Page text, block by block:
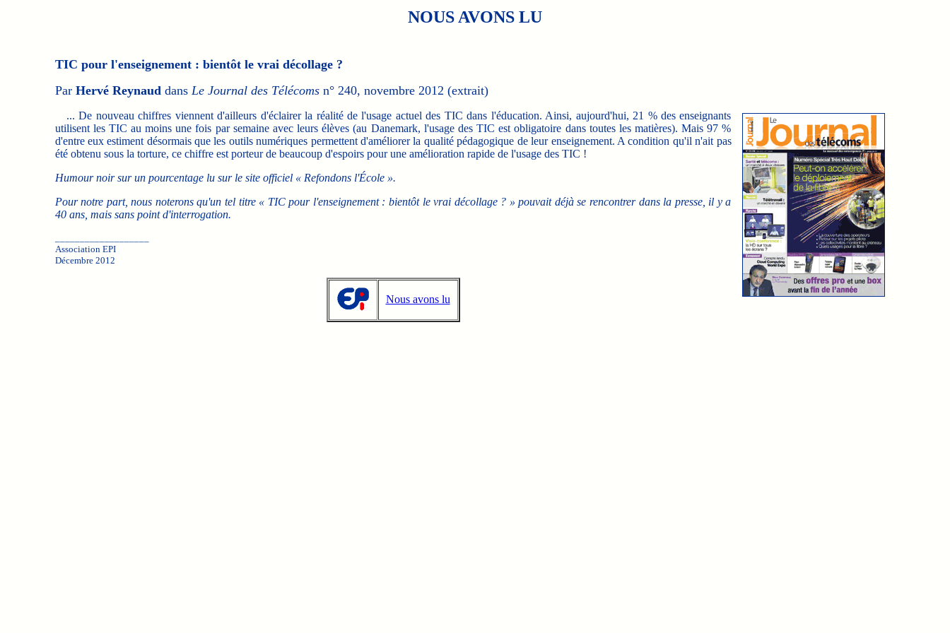
NOUS AVONS LU
TIC pour l'enseignement : bientôt le vrai décollage ?
Par Hervé Reynauddans Le Journal des Télécomsn° 240, novembre 2012 (extrait)
... De nouveau chiffres viennent d'ailleurs d'éclairer la réalité de l'usage actuel des TIC dans l'éducation. Ainsi, aujourd'hui, 21 % des enseignants
utilisent les TIC au moins une fois par semaine avec leurs élèves (au Danemark, l'usage des TIC est obligatoire dans toutes les matières). Mais 97 %
d'entre eux estiment désormais que les outils numériques permettent d'améliorer la qualité pédagogique de leur enseignement. A condition qu'il n'ait pas
été obtenu sous la torture, ce chiffre est porteur de beaucoup d'espoirs pour une amélioration rapide de l'usage des TIC !
Humour noir sur un pourcentage lu sur le site officiel « Refondons l'École ».
Pour notre part, nous noterons qu'un tel titre « TIC pour l'enseignement : bientôt le vrai décollage ? » pouvait déjà se rencontrer dans la presse, il y a
40 ans, mais sans point d'interrogation.
Association EPI
Décembre 2012
Nous avons lu